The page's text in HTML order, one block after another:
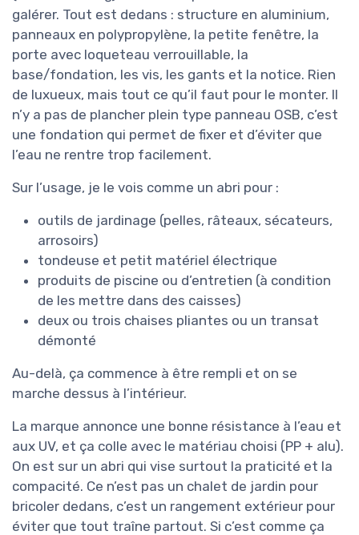
galérer. Tout est dedans : structure en aluminium,
panneaux en polypropylène, la petite fenêtre, la
porte avec loqueteau verrouillable, la
base/fondation, les vis, les gants et la notice. Rien
de luxueux, mais tout ce qu’il faut pour le monter. Il
n’y a pas de plancher plein type panneau OSB, c’est
une fondation qui permet de fixer et d’éviter que
l’eau ne rentre trop facilement.
Sur l’usage, je le vois comme un abri pour :
outils de jardinage (pelles, râteaux, sécateurs,
arrosoirs)
tondeuse et petit matériel électrique
produits de piscine ou d’entretien (à condition
de les mettre dans des caisses)
deux ou trois chaises pliantes ou un transat
démonté
Au-delà, ça commence à être rempli et on se
marche dessus à l’intérieur.
La marque annonce une bonne résistance à l’eau et
aux UV, et ça colle avec le matériau choisi (PP + alu).
On est sur un abri qui vise surtout la praticité et la
compacité. Ce n’est pas un chalet de jardin pour
bricoler dedans, c’est un rangement extérieur pour
éviter que tout traîne partout. Si c’est comme ça